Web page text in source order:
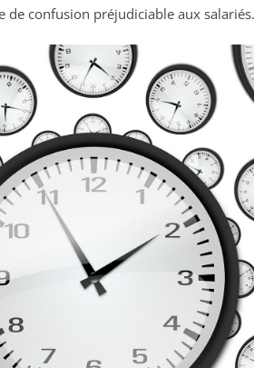
de confusion préjudiciable aux salariés.